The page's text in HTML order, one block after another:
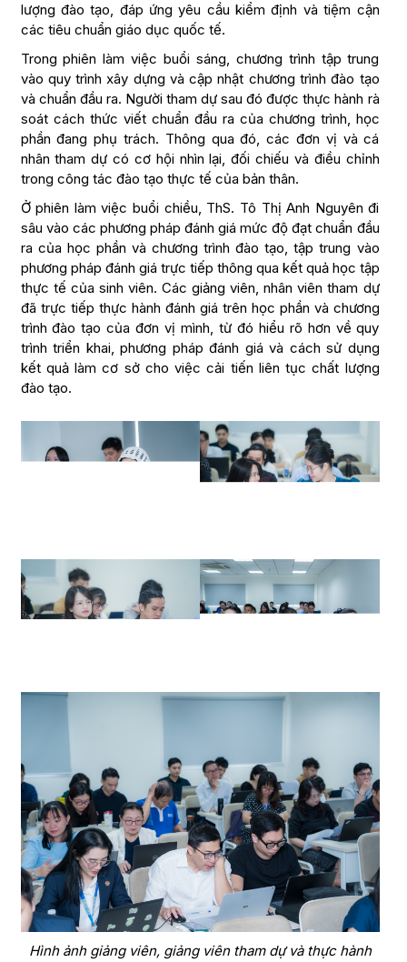
lượng đào tạo, đáp ứng yêu cầu kiểm định và tiệm cận
các tiêu chuẩn giáo dục quốc tế.
Trong phiên làm việc buổi sáng, chương trình tập trung
vào quy trình xây dựng và cập nhật chương trình đào tạo
và chuẩn đầu ra. Người tham dự sau đó được thực hành rà
soát cách thức viết chuẩn đầu ra của chương trình, học
phần đang phụ trách. Thông qua đó, các đơn vị và cá
nhân tham dự có cơ hội nhìn lại, đối chiếu và điều chỉnh
trong công tác đào tạo thực tế của bản thân.
Ở phiên làm việc buổi chiều, ThS. Tô Thị Anh Nguyên đi
sâu vào các phương pháp đánh giá mức độ đạt chuẩn đầu
ra của học phần và chương trình đào tạo, tập trung vào
phương pháp đánh giá trực tiếp thông qua kết quả học tập
thực tế của sinh viên. Các giảng viên, nhân viên tham dự
đã trực tiếp thực hành đánh giá trên học phần và chương
trình đào tạo của đơn vị mình, từ đó hiểu rõ hơn về quy
trình triển khai, phương pháp đánh giá và cách sử dụng
kết quả làm cơ sở cho việc cải tiến liên tục chất lượng
đào tạo.
Hình ảnh giảng viên, giảng viên tham dự và thực hành